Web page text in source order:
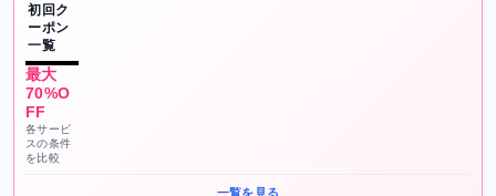
初回ク
ーポン
一覧
最大
70%O
FF
各サービ
スの条件
を比較
一覧を見る